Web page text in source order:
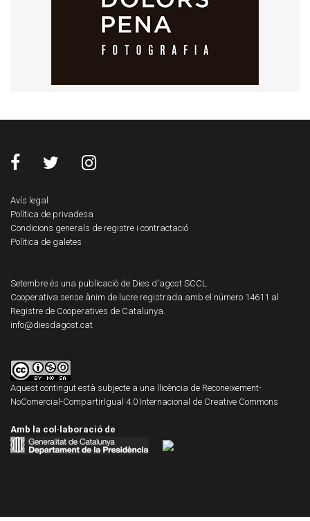
Avís legal
Política de privadesa
Condicions generals de registre i contractació
Política de galetes
Setembre és una publicació de Dies d'agost SCCL.
Cooperativa sense ànim de lucre registrada amb el número 14611 al
Registre de Cooperatives de Catalunya.
info@diesdagost.cat
Aquest contingut està subjecte a una llicència de Reconeixement-
NoComercial-CompartirIgual 4.0 Internacional de Creative Commons
Amb la col·laboració de